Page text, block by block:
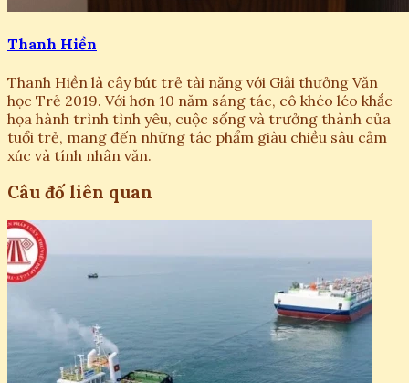
Thanh Hiền
Thanh Hiền là cây bút trẻ tài năng với Giải thưởng Văn
học Trẻ 2019. Với hơn 10 năm sáng tác, cô khéo léo khắc
họa hành trình tình yêu, cuộc sống và trưởng thành của
tuổi trẻ, mang đến những tác phẩm giàu chiều sâu cảm
xúc và tính nhân văn.
Câu đố liên quan